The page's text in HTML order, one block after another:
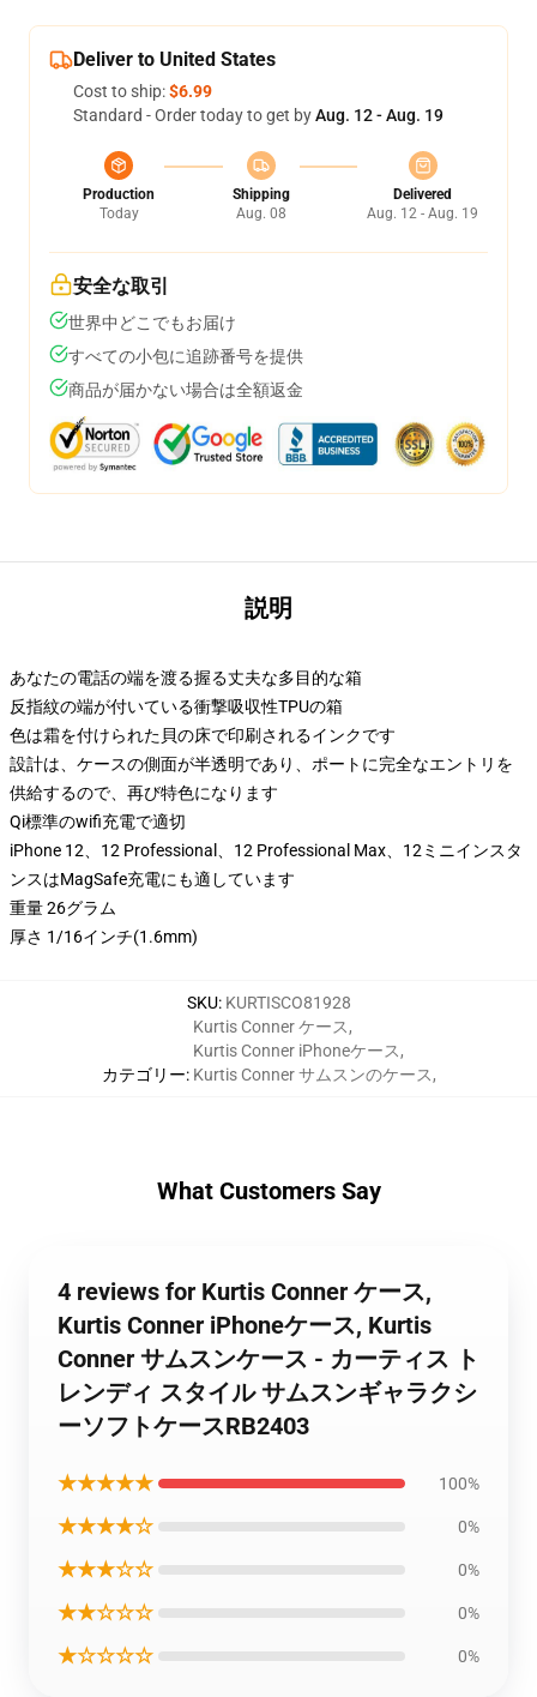
Deliver to United States
Cost to ship:$6.99
Standard - Order today to get byAug. 12 - Aug. 19
Production
Today
Shipping
Aug. 08
Delivered
Aug. 12 - Aug. 19
安全な取引
世界中どこでもお届け
すべての小包に追跡番号を提供
商品が届かない場合は全額返金
説明
あなたの電話の端を渡る握る丈夫な多目的な箱
反指紋の端が付いている衝撃吸収性TPUの箱
色は霜を付けられた貝の床で印刷されるインクです
設計は、ケースの側面が半透明であり、ポートに完全なエントリを
供給するので、再び特色になります
Qi標準のwifi充電で適切
iPhone 12、12 Professional、12 Professional Max、12ミニインスタ
ンスはMagSafe充電にも適しています
重量 26グラム
厚さ 1/16インチ(1.6mm)
SKU: KURTISCO81928
カテゴリー:
Kurtis Conner ケース,
Kurtis Conner iPhoneケース,
Kurtis Conner サムスンのケース,
What Customers Say
4 reviews for Kurtis Conner ケース,
Kurtis Conner iPhoneケース, Kurtis
Conner サムスンケース - カーティス ト
レンディ スタイル サムスンギャラクシ
ーソフトケースRB2403
★★★★★ 100%
★★★★☆ 0%
★★★☆☆ 0%
★★☆☆☆ 0%
★☆☆☆☆ 0%